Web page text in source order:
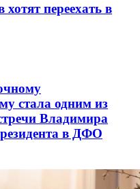
переехать в
стала одним из
Владимира
в ДФО